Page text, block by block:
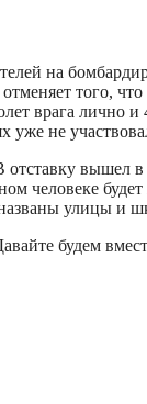
на
того,
врага лично
уже не
вышел в
человеке
улицы и
будем